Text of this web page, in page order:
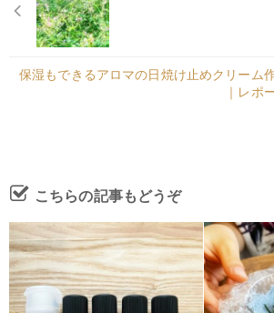
保湿もできるアロマの日焼け止めクリーム
｜レポ
こちらの記事もどうぞ